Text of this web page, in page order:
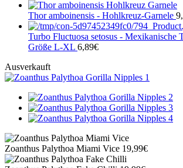
Thor amboinensis - Hohlkreuz-Garnele
Turbo Fluctuosa setosus - Mexikanische
Größe L-XL 6,89€
Ausverkauft
Zoanthus Palythoa Miami Vice 19,99€